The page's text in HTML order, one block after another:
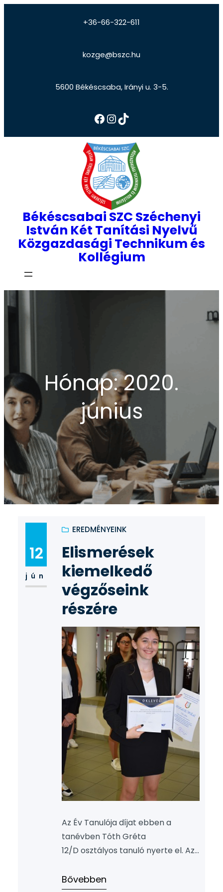
+36-66-322-611
kozge@bszc.hu
5600 Békéscsaba, Irányi u. 3-5.
Békéscsabai SZC Széchenyi
István Két Tanítási Nyelvű
Közgazdasági Technikum és
Kollégium
Hónap:2020.
június
12
jún
EREDMÉNYEINK
Elismerések
kiemelkedő
végzőseink
részére
Az Év Tanulója díjat ebben a
tanévben Tóth Gréta
12/D osztályos tanuló nyerte el. Az
végi bizonyítványában a kitűnő
Bővebben